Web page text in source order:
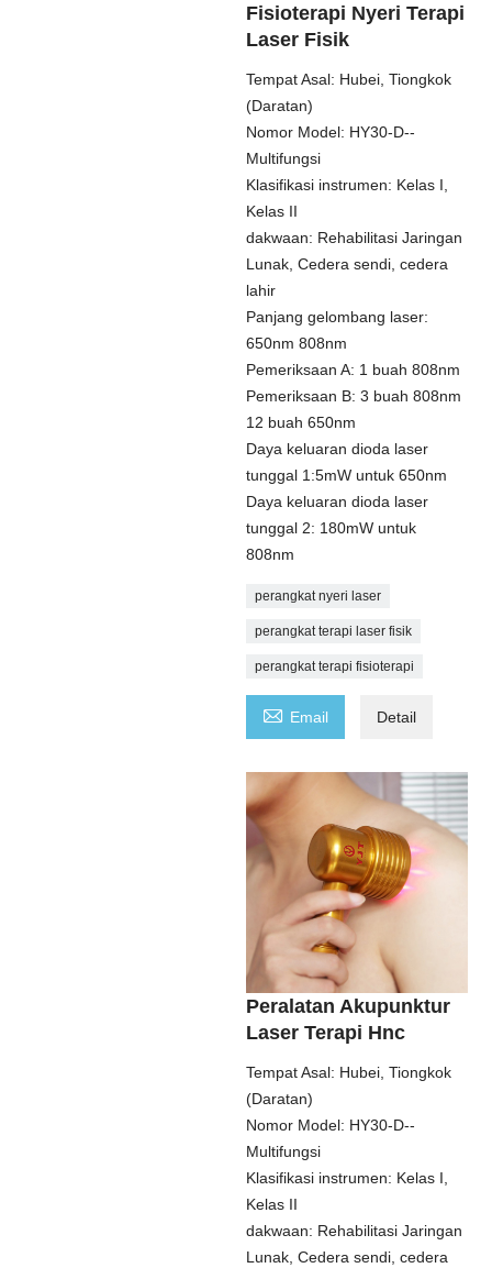
Fisioterapi Nyeri Terapi
Laser Fisik
Tempat Asal: Hubei, Tiongkok
(Daratan)
Nomor Model: HY30-D--
Multifungsi
Klasifikasi instrumen: Kelas I,
Kelas II
dakwaan: Rehabilitasi Jaringan
Lunak, Cedera sendi, cedera
lahir
Panjang gelombang laser:
650nm 808nm
Pemeriksaan A: 1 buah 808nm
Pemeriksaan B: 3 buah 808nm
12 buah 650nm
Daya keluaran dioda laser
tunggal 1:5mW untuk 650nm
Daya keluaran dioda laser
tunggal 2: 180mW untuk
808nm
perangkat nyeri laser
perangkat terapi laser fisik
perangkat terapi fisioterapi
 Email Detail
Peralatan Akupunktur
Laser Terapi Hnc
Tempat Asal: Hubei, Tiongkok
(Daratan)
Nomor Model: HY30-D--
Multifungsi
Klasifikasi instrumen: Kelas I,
Kelas II
dakwaan: Rehabilitasi Jaringan
Lunak, Cedera sendi, cedera